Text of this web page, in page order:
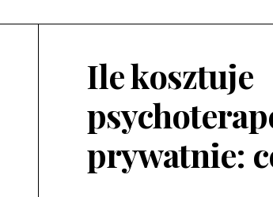
Ile kosztuje
prywatnie: